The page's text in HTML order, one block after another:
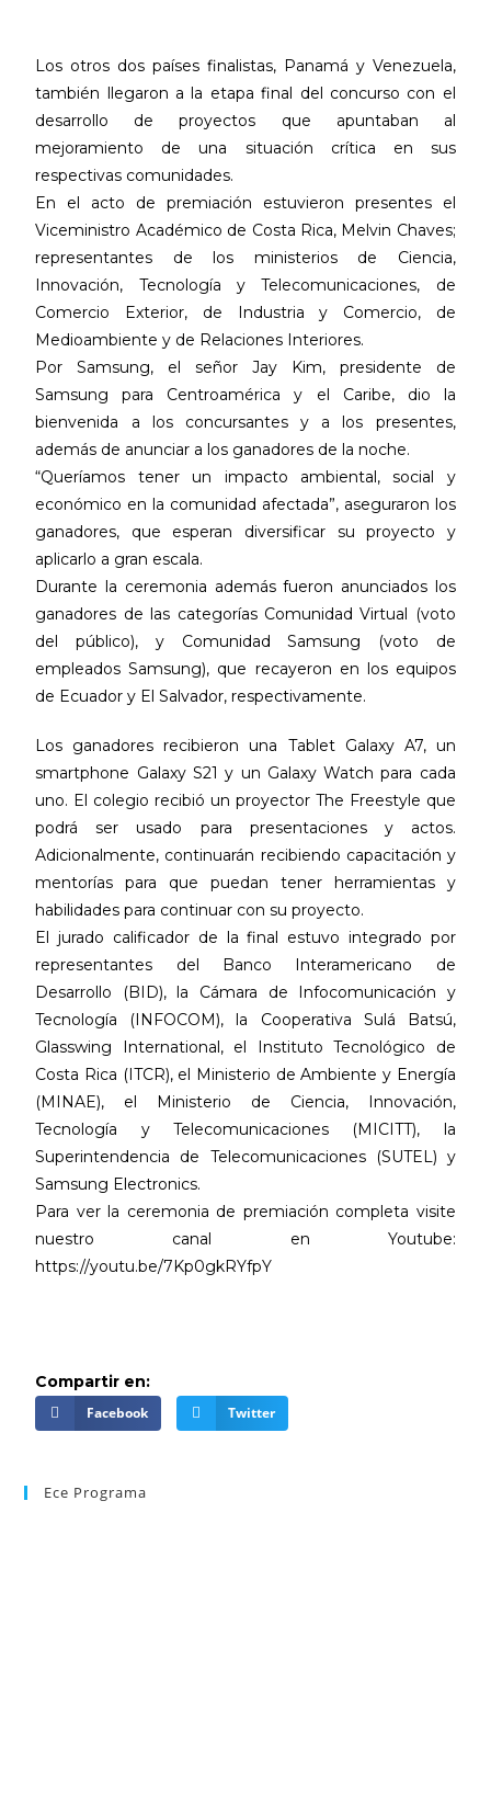
Los otros dos países finalistas, Panamá y Venezuela,
también llegaron a la etapa final del concurso con el
desarrollo de proyectos que apuntaban al
mejoramiento de una situación crítica en sus
respectivas comunidades.
En el acto de premiación estuvieron presentes el
Viceministro Académico de Costa Rica, Melvin Chaves;
representantes de los ministerios de Ciencia,
Innovación, Tecnología y Telecomunicaciones, de
Comercio Exterior, de Industria y Comercio, de
Medioambiente y de Relaciones Interiores.
Por Samsung, el señor Jay Kim, presidente de
Samsung para Centroamérica y el Caribe, dio la
bienvenida a los concursantes y a los presentes,
además de anunciar a los ganadores de la noche.
“Queríamos tener un impacto ambiental, social y
económico en la comunidad afectada”, aseguraron los
ganadores, que esperan diversificar su proyecto y
aplicarlo a gran escala.
Durante la ceremonia además fueron anunciados los
ganadores de las categorías Comunidad Virtual (voto
del público), y Comunidad Samsung (voto de
empleados Samsung), que recayeron en los equipos
de Ecuador y El Salvador, respectivamente.
Los ganadores recibieron una Tablet Galaxy A7, un
smartphone Galaxy S21 y un Galaxy Watch para cada
uno. El colegio recibió un proyector The Freestyle que
podrá ser usado para presentaciones y actos.
Adicionalmente, continuarán recibiendo capacitación y
mentorías para que puedan tener herramientas y
habilidades para continuar con su proyecto.
El jurado calificador de la final estuvo integrado por
representantes del Banco Interamericano de
Desarrollo (BID), la Cámara de Infocomunicación y
Tecnología (INFOCOM), la Cooperativa Sulá Batsú,
Glasswing International, el Instituto Tecnológico de
Costa Rica (ITCR), el Ministerio de Ambiente y Energía
(MINAE), el Ministerio de Ciencia, Innovación,
Tecnología y Telecomunicaciones (MICITT), la
Superintendencia de Telecomunicaciones (SUTEL) y
Samsung Electronics.
Para ver la ceremonia de premiación completa visite
nuestro canal en Youtube:
https://youtu.be/7Kp0gkRYfpY
Compartir en:
Facebook Twitter
Ece Programa